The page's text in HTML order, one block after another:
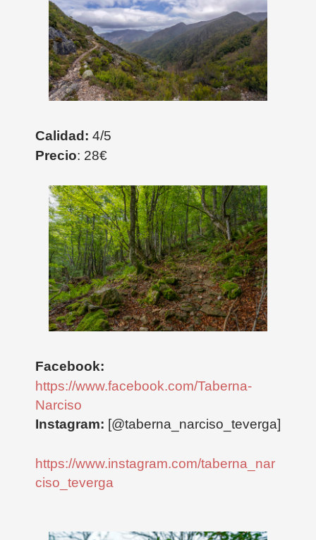
Calidad: 4/5
Precio: 28€
Facebook:
https://www.facebook.com/Taberna-
Narciso
Instagram: [@taberna_narciso_teverga]
https://www.instagram.com/taberna_nar
ciso_teverga